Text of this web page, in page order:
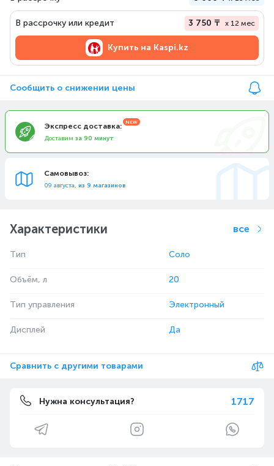
В рассрочку или кредит 3 750 ₸ x 12 мес
Купить на Kaspi.kz
Сообщить о снижении цены
Экспресс доставка:
Доставим за 90 минут
Самовывоз:
09 августа, из 9 магазинов
Характеристики все
Тип Соло
Объём, л 20
Тип управления Электронный
Дисплей Да
Сравнить с другими товарами
Нужна консультация? 1717